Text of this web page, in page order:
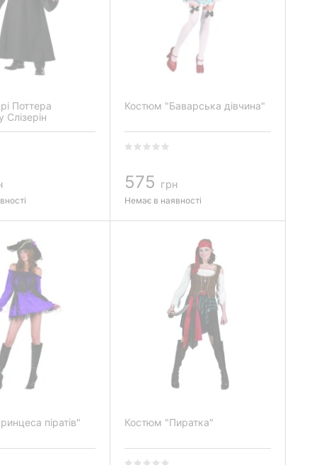
Поттера
Слізерін
Костюм "Баварська дівчина"
575 грн
Немає в наявності
піратів" Костюм "Пиратка"